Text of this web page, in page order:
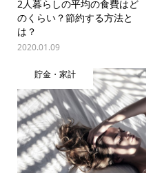
2人暮らしの平均の食費はど
のくらい？節約する方法と
は？
2020.01.09
貯金・家計